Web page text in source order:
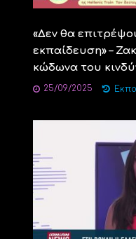
«Δεν θα
εκπαίδευση» –
κώδωνα του
25/09/2025